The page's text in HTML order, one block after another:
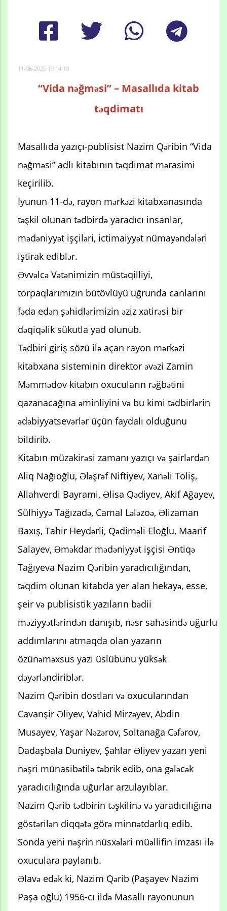
11-06-2025 19:14:10
“Vida nəğməsi” – Masallıda kitab
təqdimatı
Masallıda yazıçı-publisist Nazim Qəribin “Vida
nəğməsi” adlı kitabının təqdimat mərasimi
keçirilib.
İyunun 11-də, rayon mərkəzi kitabxanasında
təşkil olunan tədbirdə yaradıcı insanlar,
mədəniyyət işçiləri, ictimaiyyət nümayəndələri
iştirak ediblər.
Əvvəlcə Vətənimizin müstəqilliyi,
torpaqlarımızın bütövlüyü uğrunda canlarını
fəda edən şəhidlərimizin əziz xatirəsi bir
dəqiqəlik sükutla yad olunub.
Tədbiri giriş sözü ilə açan rayon mərkəzi
kitabxana sisteminin direktor əvəzi Zamin
Məmmədov kitabın oxucuların rəğbətini
qazanacağına əminliyini və bu kimi tədbirlərin
ədəbiyyatsevərlər üçün faydalı olduğunu
bildirib.
Kitabın müzakirəsi zamanı yazıçı və şairlərdən
Aliq Nağıoğlu, Ələşrəf Niftiyev, Xanəli Toliş,
Allahverdi Bayrami, Əlisa Qədiyev, Akif Ağayev,
Sülhiyyə Tağızadə, Camal Lələzoə, Əlizaman
Baxış, Tahir Heydərli, Qədiməli Eloğlu, Maarif
Salayev, Əməkdar mədəniyyət işçisi Əntiqə
Tağıyeva Nazim Qəribin yaradıcılığından,
təqdim olunan kitabda yer alan hekayə, esse,
şeir və publisistik yazıların bədii
məziyyətlərindən danışıb, nəsr sahəsində uğurlu
addımlarını atmaqda olan yazarın
özünəməxsus yazı üslübunu yüksək
dəyərləndiriblər.
Nazim Qəribin dostları və oxucularından
Cavanşir Əliyev, Vahid Mirzəyev, Abdin
Musayev, Yaşar Nəzərov, Soltanağa Cəfərov,
Dadaşbala Duniyev, Şahlar Əliyev yazarı yeni
nəşri münasibətilə təbrik edib, ona gələcək
yaradıcılığında uğurlar arzulayıblar.
Nazim Qərib tədbirin təşkilinə və yaradıcılığına
göstərilən diqqətə görə minnətdarlıq edib.
Sonda yeni nəşrin nüsxələri müəllifin imzası ilə
oxuculara paylanıb.
Əlavə edək ki, Nazim Qərib (Paşayev Nazim
Paşa oğlu) 1956-cı ildə Masallı rayonunun